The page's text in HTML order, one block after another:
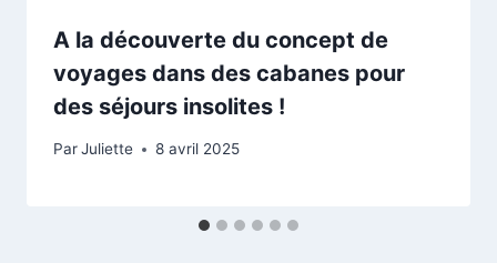
A la découverte du concept de
voyages dans des cabanes pour
des séjours insolites !
ParJuliette 8 avril 2025